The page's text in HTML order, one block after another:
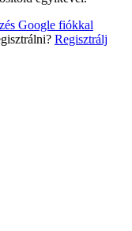
Google fiókkal
Regisztrálj